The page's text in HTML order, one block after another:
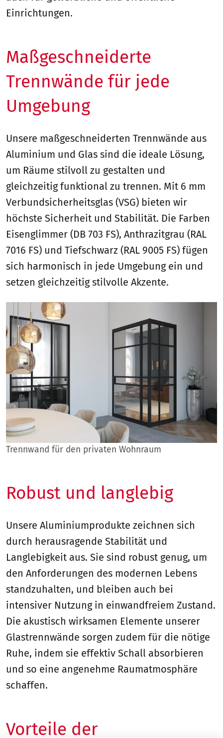
Einrichtungen.
Maßgeschneiderte
Trennwände für jede
Umgebung
Unsere maßgeschneiderten Trennwände aus
Aluminium und Glas sind die ideale Lösung,
um Räume stilvoll zu gestalten und
gleichzeitig funktional zu trennen. Mit 6 mm
Verbundsicherheitsglas (VSG) bieten wir
höchste Sicherheit und Stabilität. Die Farben
Eisenglimmer (DB 703 FS), Anthrazitgrau (RAL
7016 FS) und Tiefschwarz (RAL 9005 FS) fügen
sich harmonisch in jede Umgebung ein und
setzen gleichzeitig stilvolle Akzente.
Trennwand für den privaten Wohnraum
Robust und langlebig
Unsere Aluminiumprodukte zeichnen sich
durch herausragende Stabilität und
Langlebigkeit aus. Sie sind robust genug, um
den Anforderungen des modernen Lebens
standzuhalten, und bleiben auch bei
intensiver Nutzung in einwandfreiem Zustand.
Die akustisch wirksamen Elemente unserer
Glastrennwände sorgen zudem für die nötige
Ruhe, indem sie effektiv Schall absorbieren
und so eine angenehme Raumatmosphäre
schaffen.
Vorteile der